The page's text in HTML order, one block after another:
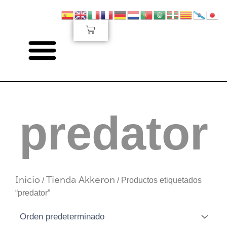
Carrito
predator
Inicio /Tienda Akkeron / Productos etiquetados
“predator”